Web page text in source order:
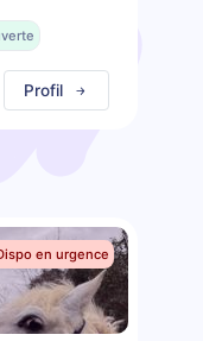
Profil
en urgence